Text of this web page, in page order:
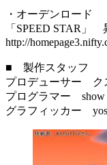
・オーデンロード
「SPEED STAR
http://
■ 製作スタッフ
プロデューサー ク
プログラマー show
グラフィッカー